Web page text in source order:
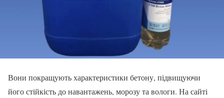
Вони покращують характеристики бетону, підвищуючи
його стійкість до навантажень, морозу та вологи. На сайті